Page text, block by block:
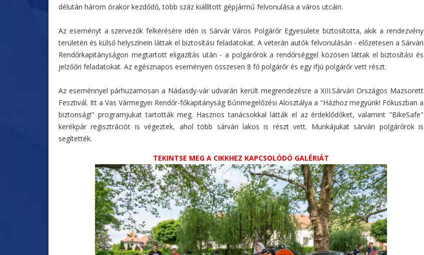
délután három órakor kezdődő, több száz kiállított gépjármű felvonulása a város utcáin.
Az eseményt a szervezők felkérésére idén is Sárvár Város Polgárőr Egyesülete biztosította, akik a rendezvény
területén és külső helyszínein láttak el biztosítási feladatokat. A veterán autók felvonulásán - előzetesen a Sárvári
Rendőrkapitányságon megtartott eligazítás után - a polgárőrök a rendőrséggel közösen láttak el biztosítási és
jelzőőri feladatokat. Az egésznapos eseményen összesen 8 fő polgárőr és egy ifjú polgárőr vett részt.
Az eseménnyel párhuzamosan a Nádasdy-vár udvarán került megrendezésre a XIII.Sárvári Országos Mazsorett
Fesztivál. Itt a Vas Vármegyei Rendőr-főkapitányság Bűnmegelőzési Alosztálya a "Házhoz megyünk! Fókuszban a
biztonság!" programjukat tartották meg. Hasznos tanácsokkal látták el az érdeklődőket, valamint "BikeSafe"
kerékpár regisztrációt is végeztek, ahol több sárvári lakos is részt vett. Munkájukat sárvári polgárőrök is
segítették.
TEKINTSE MEG A CIKKHEZ KAPCSOLÓDÓ GALÉRIÁT